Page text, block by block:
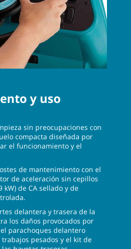
y uso
sin preocupaciones con
compacta diseñada por
el funcionamiento y el
de mantenimiento con el
de aceleración sin cepillos
kW) de CA sellado y de
delantera y trasera de la
los daños provocados por
parachoques delantero
pesados y el kit de